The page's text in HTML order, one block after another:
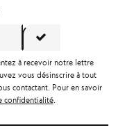
à recevoir notre lettre
vous désinscrire à tout
contactant. Pour en savoir
confidentialité.